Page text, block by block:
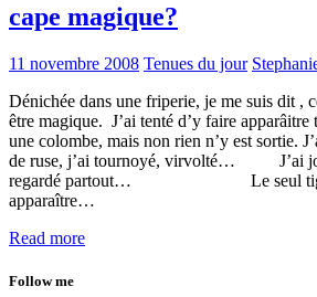
cape magique?
11 novembre 2008 Tenues du jour
Dénichée dans une friperie, je me suis dit ,
être magique. J’ai tenté d’y faire
une colombe, mais non rien n’y est sortie.
de ruse, j’ai tournoyé, virvolté… J’ai
regardé partout… Le seul tigre
apparaître…
Read more
Follow me